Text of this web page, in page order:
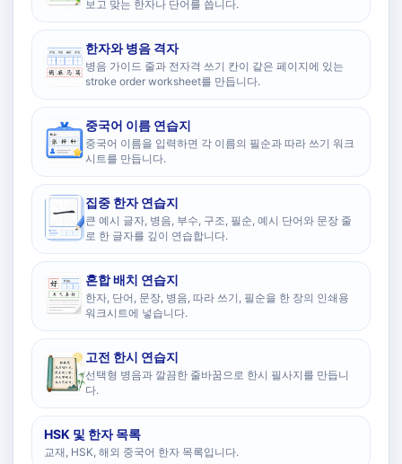
보고 맞는 한자나 단어를 씁니다.
한자와 병음 격자
병음 가이드 줄과 전자격 쓰기 칸이 같은 페이지에 있는
stroke order worksheet를 만듭니다.
중국어 이름 연습지
중국어 이름을 입력하면 각 이름의 필순과 따라 쓰기 워크
시트를 만듭니다.
집중 한자 연습지
큰 예시 글자, 병음, 부수, 구조, 필순, 예시 단어와 문장 줄
로 한 글자를 깊이 연습합니다.
혼합 배치 연습지
한자, 단어, 문장, 병음, 따라 쓰기, 필순을 한 장의 인쇄용
워크시트에 넣습니다.
고전 한시 연습지
선택형 병음과 깔끔한 줄바꿈으로 한시 필사지를 만듭니
다.
HSK 및 한자 목록
교재, HSK, 해외 중국어 한자 목록입니다.